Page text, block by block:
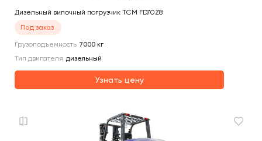
Дизельный вилочный погрузчик TCM FD70Z8
Под заказ
Грузоподъемность 7000 кг
Тип двигателя дизельный
Узнать цену